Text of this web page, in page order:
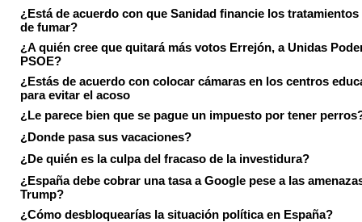
¿Está de acuerdo con que Sanidad financie los tratamientos
de fumar?
¿A quién cree que quitará más votos Errejón, a Unidas
PSOE?
¿Estás de acuerdo con colocar cámaras en los centros
para evitar el acoso
¿Le parece bien que se pague un impuesto por tener
¿Donde pasa sus vacaciones?
¿De quién es la culpa del fracaso de la investidura?
¿España debe cobrar una tasa a Google pese a las
Trump?
¿Cómo desbloquearías la situación política en España?